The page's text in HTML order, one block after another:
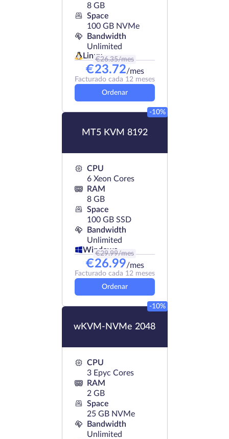
8 GB
Space
100 GB NVMe
Bandwidth
Unlimited
Linux
€26.35/mes
€23.72/mes
Facturado cada 12 meses
Ordenar
MT5 KVM 8192
-10%
CPU
6 Xeon Cores
RAM
8 GB
Space
100 GB SSD
Bandwidth
Unlimited
Windows
€29.99/mes
€26.99/mes
Facturado cada 12 meses
Ordenar
wKVM-NVMe 2048
-10%
CPU
3 Epyc Cores
RAM
2 GB
Space
25 GB NVMe
Bandwidth
Unlimited